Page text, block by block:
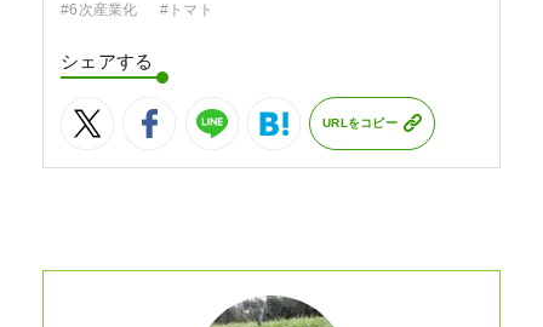
#6次産業化 #トマト
シェアする
URLをコピー